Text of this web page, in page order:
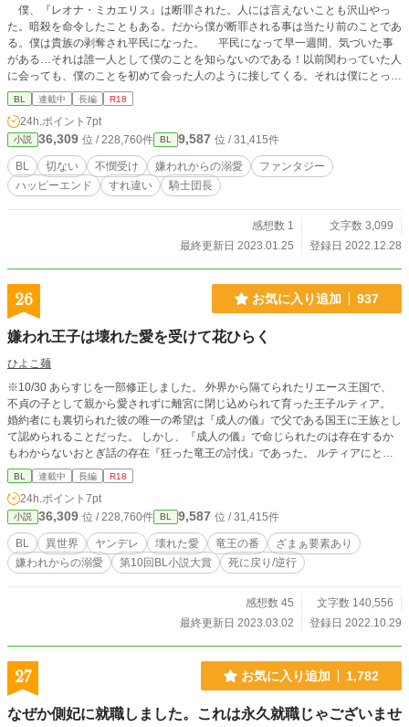
わいい系美少年 / とにかく健気 】 ◆愛に始まり愛に終わ
る、ドラマチックな純ファンタジーラブストーリーです！
◆ありがたいことに 2022年角川ルビー小説大賞、B評価（最
終選考）をいただきました。 どうか皆さま、ユアンとヴ
ィクトの二人を、愛してやってください。 よろしくお願
いいたします。
僕、『レオナ・ミカエリス』は断罪された。人には言えないことも沢山やっ
た。暗殺を命令したこともある。だから僕が断罪される事は当たり前のことであ
る。僕は貴族の剥奪され平民になった。 平民になって早一週間、気づいた事
がある…それは誰一人として僕のことを知らないのである！以前関わっていた人
に会っても、僕のことを初めて会った人のように接してくる。それは僕にとって
好都合である。 よしっ!僕の事を誰も覚えてないから新たな人生エンジョイす
るぞ!! と思っていたのに… 唯一、僕のことを覚えている奴が目の前に現れ
る。それは僕のことを嫌い憎んでいる騎士団長様である。 これは二人が誤解
を解きながら思いを寄せ合う物語である。 イケメン騎士団長様×不憫元悪
役令息。主人公は最初攻めに嫌われていますが、後に溺愛する予定です。BLを
書くのは初めてなので知識不足が出る可能性がありますので、ご了承ください。
BL 連載中 長編 R18
24h.ポイント 7pt
小説 36,309 位 / 228,760件 BL 9,587 位 / 31,415件
BL 切ない 不憫受け 嫌われからの溺愛
ファンタジー
ハッピーエンド
すれ違い 騎士団長
感想数 1
文字数 3,099
最終更新日 2023.01.25
登録日 2022.12.28
26 お気に入り追加 937
嫌われ王子は壊れた愛を受けて花ひらく
ひよこ麺
※10/30 あらすじを一部修正しました。 外界から隔てられたリエース王国で、
不貞の子として親から愛されずに離宮に閉じ込められて育った王子ルティア。
婚約者にも裏切られた彼の唯一の希望は『成人の儀』で父である国王に王族とし
て認められることだった。 しかし、『成人の儀』で命じられたのは存在するか
もわからないおとぎ話の存在『狂った竜王の討伐』であった。 ルティアにとっ
て愛されたいと願った父から死を望まれていると理解した瞬間だった。 絶望と
悲しみの中で最期まで付き従うと誓ってくれた護衛騎士のレフからの一途だがど
こか壊れた愛を受けるが次第にそれは暴走していく。 そして、ふたりは入った
者が戻ることができない『暗黒の森』へと『狂った竜王』を討伐するために足を
踏み入れるが、全ての抑圧から解放されたことでレフのルティアへの執着と狂っ
た愛は加速していく。その全てを受け入れた先に、ルティアが取った行動が世界
の理すらかえていき……。 千年にも及ぶ執着愛とそれを受ける孤独な王子の物
の設定上かなりシリアスです。また、肉体的な苦痛の描写はあまりないですが精
神的に辛いシーンは割とあります。ハッピーエンドの予定ではありますが、メイ
まれますのでご理解いただいた上で少しでも楽しんで頂けましたら幸いです。
※12/8 ストーリーが進むまでつけないつもりだった『死に戻り/逆行』タグを追
加しました。
BL 連載中 長編 R18
24h.ポイント 7pt
小説 36,309 位 / 228,760件 BL 9,587 位 / 31,415件
BL 異世界 ヤンデレ 壊れた愛 竜王の番
ざまぁ要素あり
嫌われからの溺愛
第10回BL小説大賞 死に戻り/逆行
感想数 45
文字数 140,556
最終更新日 2023.03.02
登録日 2022.10.29
27 お気に入り追加 1,782
なぜか側妃に就職しました。これは永久就職じゃございませ